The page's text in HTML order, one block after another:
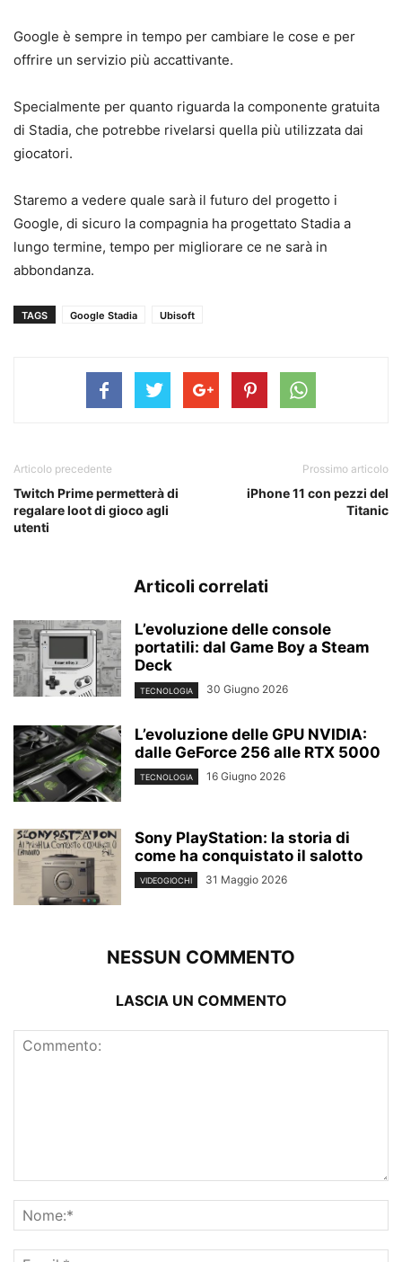
Google è sempre in tempo per cambiare le cose e per
offrire un servizio più accattivante.
Specialmente per quanto riguarda la componente gratuita
di Stadia, che potrebbe rivelarsi quella più utilizzata dai
giocatori.
Staremo a vedere quale sarà il futuro del progetto i
Google, di sicuro la compagnia ha progettato Stadia a
lungo termine, tempo per migliorare ce ne sarà in
abbondanza.
TAGS Google Stadia Ubisoft
Articolo precedente
Twitch Prime permetterà di
regalare loot di gioco agli
utenti
Prossimo articolo
iPhone 11 con pezzi del
Titanic
Articoli correlati
L’evoluzione delle console
portatili: dal Game Boy a Steam
Deck
TECNOLOGIA 30 Giugno 2026
L’evoluzione delle GPU NVIDIA:
dalle GeForce 256 alle RTX 5000
TECNOLOGIA 16 Giugno 2026
Sony PlayStation: la storia di
come ha conquistato il salotto
VIDEOGIOCHI 31 Maggio 2026
NESSUN COMMENTO
LASCIA UN COMMENTO